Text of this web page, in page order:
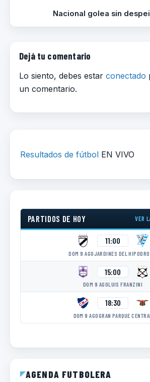
Nacional golea sin
Dejá tu comentario
Lo siento, debes estar conectado
un comentario.
Resultados de fútbol EN VIVO
PARTIDOS DE HOY VER
11:00
DOM 9 AGOJARDINES DEL
15:00
DOM 9 AGOLUIS FRANZINI
18:30
DOM 9 AGOGRAN PARQUE
AGENDA FUTBOLERA